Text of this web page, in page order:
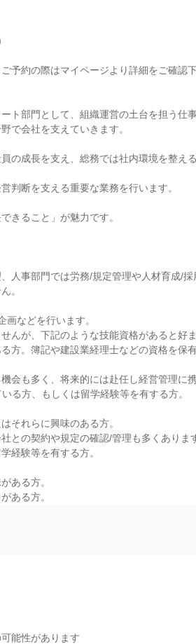
予約の際はマイページより詳細をご確認下
ト部門として、組織運営の土台を担う仕事
で会社を支えていきます。
の成長を支え、総務では社内環境を整え
判断を支える重要な業務を行います。
きること」が魅力です。
人事部門では労務/規定管理や人材育成/採
。
などを行います。
んが、下記のような技能資格があると好ま
方。簿記や建設業経理士などの資格を保
会も多く、将来的には赴任し経営管理に
る方、もしくは留学経験等を有する方。
それらに興味のある方。
との契約や規定の確認/管理も多くありま
経験等を有する方。
ある方。
ある方。
能性があります